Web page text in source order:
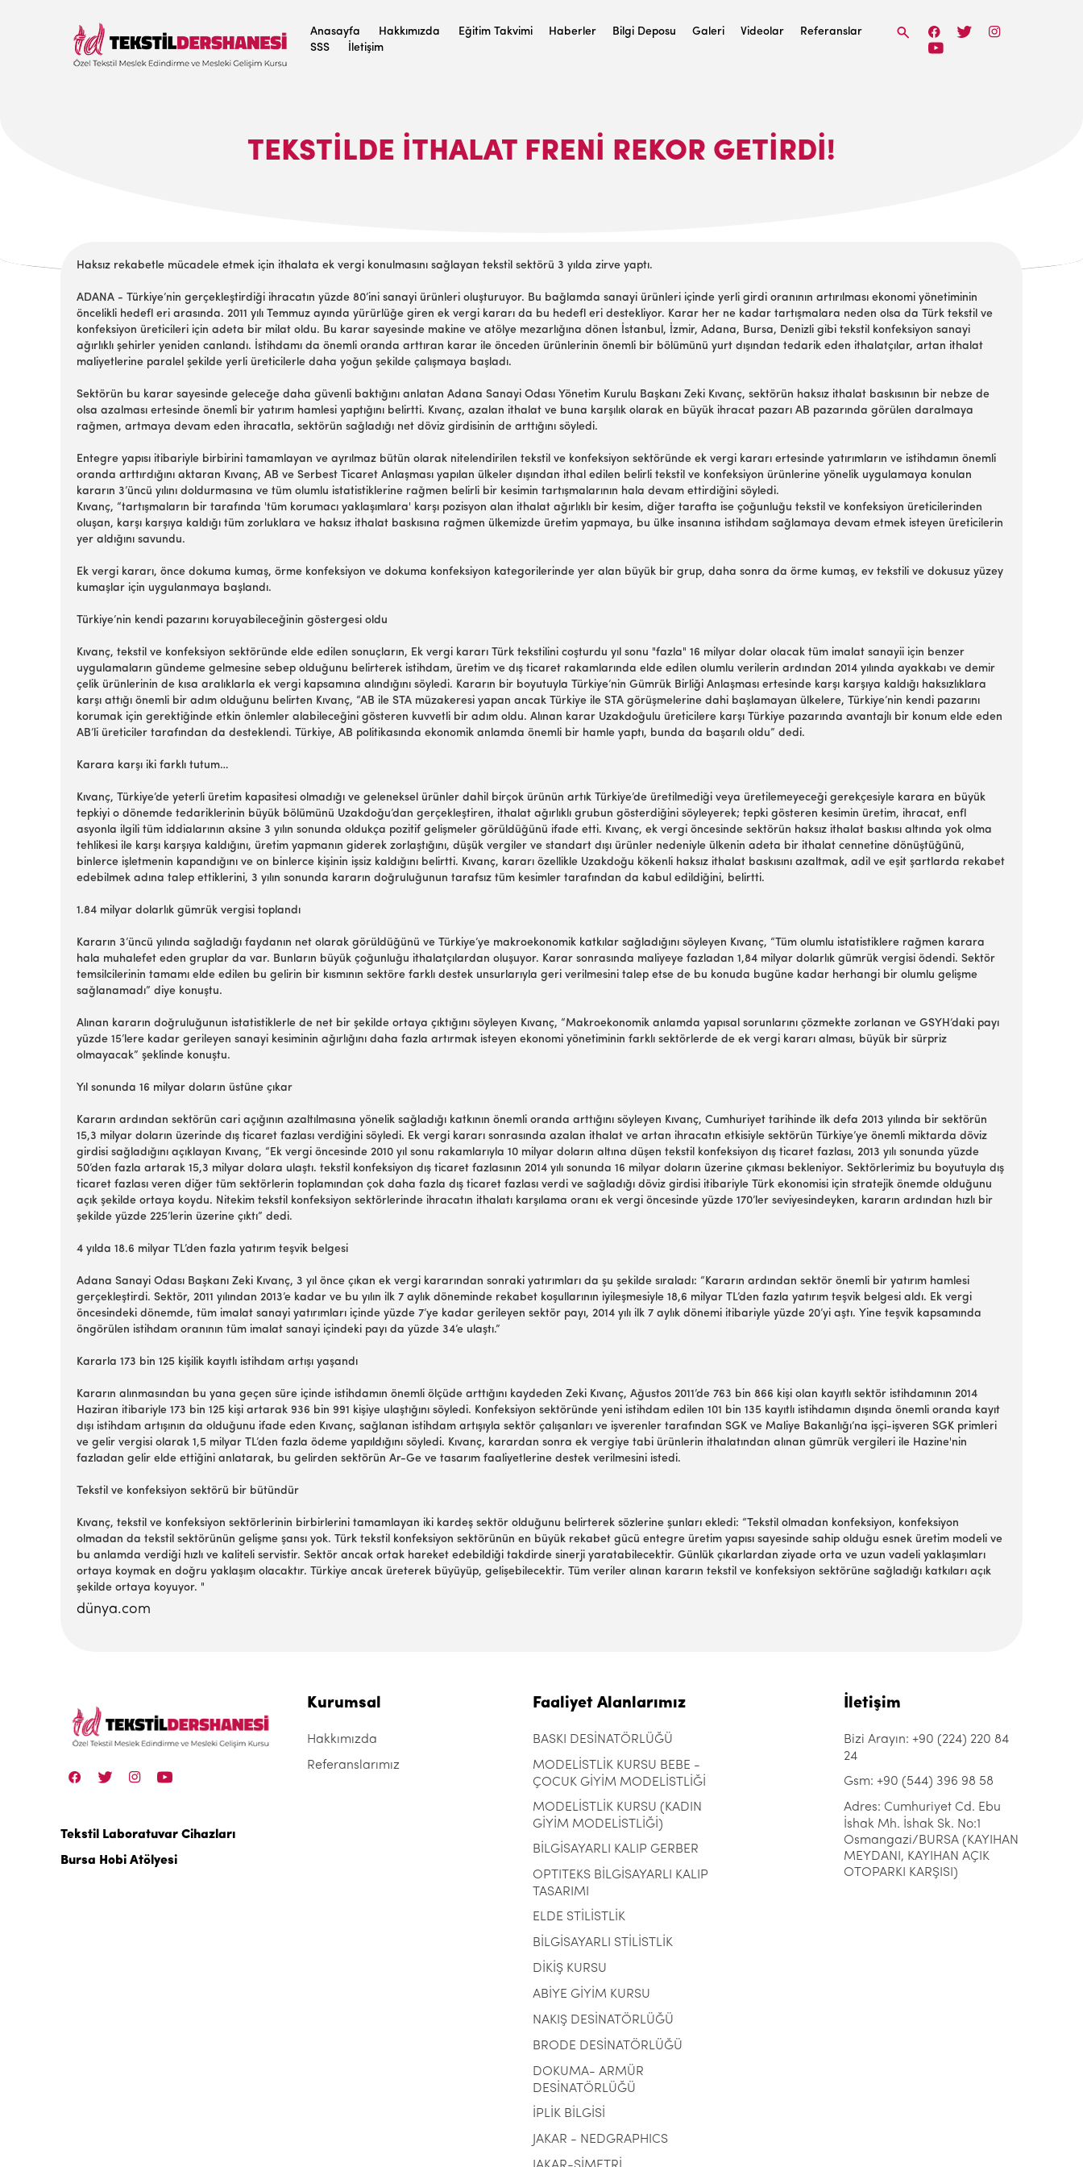
Anasayfa Hakkımızda Eğitim Takvimi Haberler Bilgi Deposu Galeri Videolar
Referanslar
SSS
İletişim
TEKSTILDE ITHALAT FRENI REKOR GETIRDI!
Haksız rekabetle mücadele etmek için ithalata ek vergi konulmasını sağlayan tekstil sektörü 3 yılda zirve yaptı.
ADANA - Türkiye’nin gerçekleştirdiği ihracatın yüzde 80’ini sanayi ürünleri oluşturuyor. Bu bağlamda sanayi ürünleri içinde yerli girdi oranının artırılması ekonomi yönetiminin
öncelikli hedefl eri arasında. 2011 yılı Temmuz ayında yürürlüğe giren ek vergi kararı da bu hedefl eri destekliyor. Karar her ne kadar tartışmalara neden olsa da Türk tekstil ve
konfeksiyon üreticileri için adeta bir milat oldu. Bu karar sayesinde makine ve atölye mezarlığına dönen İstanbul, İzmir, Adana, Bursa, Denizli gibi tekstil konfeksiyon sanayi
ağırlıklı şehirler yeniden canlandı. İstihdamı da önemli oranda arttıran karar ile önceden ürünlerinin önemli bir bölümünü yurt dışından tedarik eden ithalatçılar, artan ithalat
maliyetlerine paralel şekilde yerli üreticilerle daha yoğun şekilde çalışmaya başladı.
Sektörün bu karar sayesinde geleceğe daha güvenli baktığını anlatan Adana Sanayi Odası Yönetim Kurulu Başkanı Zeki Kıvanç, sektörün haksız ithalat baskısının bir nebze de
olsa azalması ertesinde önemli bir yatırım hamlesi yaptığını belirtti. Kıvanç, azalan ithalat ve buna karşılık olarak en büyük ihracat pazarı AB pazarında görülen daralmaya
rağmen, artmaya devam eden ihracatla, sektörün sağladığı net döviz girdisinin de arttığını söyledi.
Entegre yapısı itibariyle birbirini tamamlayan ve ayrılmaz bütün olarak nitelendirilen tekstil ve konfeksiyon sektöründe ek vergi kararı ertesinde yatırımların ve istihdamın önemli
oranda arttırdığını aktaran Kıvanç, AB ve Serbest Ticaret Anlaşması yapılan ülkeler dışından ithal edilen belirli tekstil ve konfeksiyon ürünlerine yönelik uygulamaya konulan
kararın 3’üncü yılını doldurmasına ve tüm olumlu istatistiklerine rağmen belirli bir kesimin tartışmalarının hala devam ettirdiğini söyledi.
Kıvanç, “tartışmaların bir tarafında 'tüm korumacı yaklaşımlara' karşı pozisyon alan ithalat ağırlıklı bir kesim, diğer tarafta ise çoğunluğu tekstil ve konfeksiyon üreticilerinden
oluşan, karşı karşıya kaldığı tüm zorluklara ve haksız ithalat baskısına rağmen ülkemizde üretim yapmaya, bu ülke insanına istihdam sağlamaya devam etmek isteyen üreticilerin
yer aldığını savundu.
Ek vergi kararı, önce dokuma kumaş, örme konfeksiyon ve dokuma konfeksiyon kategorilerinde yer alan büyük bir grup, daha sonra da örme kumaş, ev tekstili ve dokusuz yüzey
kumaşlar için uygulanmaya başlandı.
Türkiye’nin kendi pazarını koruyabileceğinin göstergesi oldu
Kıvanç, tekstil ve konfeksiyon sektöründe elde edilen sonuçların, Ek vergi kararı Türk tekstilini coşturdu yıl sonu "fazla" 16 milyar dolar olacak tüm imalat sanayii için benzer
uygulamaların gündeme gelmesine sebep olduğunu belirterek istihdam, üretim ve dış ticaret rakamlarında elde edilen olumlu verilerin ardından 2014 yılında ayakkabı ve demir
çelik ürünlerinin de kısa aralıklarla ek vergi kapsamına alındığını söyledi. Kararın bir boyutuyla Türkiye’nin Gümrük Birliği Anlaşması ertesinde karşı karşıya kaldığı haksızlıklara
karşı attığı önemli bir adım olduğunu belirten Kıvanç, “AB ile STA müzakeresi yapan ancak Türkiye ile STA görüşmelerine dahi başlamayan ülkelere, Türkiye’nin kendi pazarını
korumak için gerektiğinde etkin önlemler alabileceğini gösteren kuvvetli bir adım oldu. Alınan karar Uzakdoğulu üreticilere karşı Türkiye pazarında avantajlı bir konum elde eden
AB’li üreticiler tarafından da desteklendi. Türkiye, AB politikasında ekonomik anlamda önemli bir hamle yaptı, bunda da başarılı oldu” dedi.
Karara karşı iki farklı tutum…
Kıvanç, Türkiye’de yeterli üretim kapasitesi olmadığı ve geleneksel ürünler dahil birçok ürünün artık Türkiye’de üretilmediği veya üretilemeyeceği gerekçesiyle karara en büyük
tepkiyi o dönemde tedariklerinin büyük bölümünü Uzakdoğu’dan gerçekleştiren, ithalat ağırlıklı grubun gösterdiğini söyleyerek; tepki gösteren kesimin üretim, ihracat, enfl
asyonla ilgili tüm iddialarının aksine 3 yılın sonunda oldukça pozitif gelişmeler görüldüğünü ifade etti. Kıvanç, ek vergi öncesinde sektörün haksız ithalat baskısı altında yok olma
tehlikesi ile karşı karşıya kaldığını, üretim yapmanın giderek zorlaştığını, düşük vergiler ve standart dışı ürünler nedeniyle ülkenin adeta bir ithalat cennetine dönüştüğünü,
binlerce işletmenin kapandığını ve on binlerce kişinin işsiz kaldığını belirtti. Kıvanç, kararı özellikle Uzakdoğu kökenli haksız ithalat baskısını azaltmak, adil ve eşit şartlarda rekabet
edebilmek adına talep ettiklerini, 3 yılın sonunda kararın doğruluğunun tarafsız tüm kesimler tarafından da kabul edildiğini, belirtti.
1.84 milyar dolarlık gümrük vergisi toplandı
Kararın 3’üncü yılında sağladığı faydanın net olarak görüldüğünü ve Türkiye’ye makroekonomik katkılar sağladığını söyleyen Kıvanç, “Tüm olumlu istatistiklere rağmen karara
hala muhalefet eden gruplar da var. Bunların büyük çoğunluğu ithalatçılardan oluşuyor. Karar sonrasında maliyeye fazladan 1,84 milyar dolarlık gümrük vergisi ödendi. Sektör
temsilcilerinin tamamı elde edilen bu gelirin bir kısmının sektöre farklı destek unsurlarıyla geri verilmesini talep etse de bu konuda bugüne kadar herhangi bir olumlu gelişme
sağlanamadı” diye konuştu.
Alınan kararın doğruluğunun istatistiklerle de net bir şekilde ortaya çıktığını söyleyen Kıvanç, “Makroekonomik anlamda yapısal sorunlarını çözmekte zorlanan ve GSYH’daki payı
yüzde 15’lere kadar gerileyen sanayi kesiminin ağırlığını daha fazla artırmak isteyen ekonomi yönetiminin farklı sektörlerde de ek vergi kararı alması, büyük bir sürpriz
olmayacak” şeklinde konuştu.
Yıl sonunda 16 milyar doların üstüne çıkar
Kararın ardından sektörün cari açığının azaltılmasına yönelik sağladığı katkının önemli oranda arttığını söyleyen Kıvanç, Cumhuriyet tarihinde ilk defa 2013 yılında bir sektörün
15,3 milyar doların üzerinde dış ticaret fazlası verdiğini söyledi. Ek vergi kararı sonrasında azalan ithalat ve artan ihracatın etkisiyle sektörün Türkiye’ye önemli miktarda döviz
girdisi sağladığını açıklayan Kıvanç, “Ek vergi öncesinde 2010 yıl sonu rakamlarıyla 10 milyar doların altına düşen tekstil konfeksiyon dış ticaret fazlası, 2013 yılı sonunda yüzde
50’den fazla artarak 15,3 milyar dolara ulaştı. tekstil konfeksiyon dış ticaret fazlasının 2014 yılı sonunda 16 milyar doların üzerine çıkması bekleniyor. Sektörlerimiz bu boyutuyla dış
ticaret fazlası veren diğer tüm sektörlerin toplamından çok daha fazla dış ticaret fazlası verdi ve sağladığı döviz girdisi itibariyle Türk ekonomisi için stratejik önemde olduğunu
açık şekilde ortaya koydu. Nitekim tekstil konfeksiyon sektörlerinde ihracatın ithalatı karşılama oranı ek vergi öncesinde yüzde 170’ler seviyesindeyken, kararın ardından hızlı bir
şekilde yüzde 225’lerin üzerine çıktı” dedi.
4 yılda 18.6 milyar TL’den fazla yatırım teşvik belgesi
Adana Sanayi Odası Başkanı Zeki Kıvanç, 3 yıl önce çıkan ek vergi kararından sonraki yatırımları da şu şekilde sıraladı: “Kararın ardından sektör önemli bir yatırım hamlesi
gerçekleştirdi. Sektör, 2011 yılından 2013’e kadar ve bu yılın ilk 7 aylık döneminde rekabet koşullarının iyileşmesiyle 18,6 milyar TL’den fazla yatırım teşvik belgesi aldı. Ek vergi
öncesindeki dönemde, tüm imalat sanayi yatırımları içinde yüzde 7’ye kadar gerileyen sektör payı, 2014 yılı ilk 7 aylık dönemi itibariyle yüzde 20’yi aştı. Yine teşvik kapsamında
öngörülen istihdam oranının tüm imalat sanayi içindeki payı da yüzde 34’e ulaştı.”
Kararla 173 bin 125 kişilik kayıtlı istihdam artışı yaşandı
Kararın alınmasından bu yana geçen süre içinde istihdamın önemli ölçüde arttığını kaydeden Zeki Kıvanç, Ağustos 2011’de 763 bin 866 kişi olan kayıtlı sektör istihdamının 2014
Haziran itibariyle 173 bin 125 kişi artarak 936 bin 991 kişiye ulaştığını söyledi. Konfeksiyon sektöründe yeni istihdam edilen 101 bin 135 kayıtlı istihdamın dışında önemli oranda kayıt
dışı istihdam artışının da olduğunu ifade eden Kıvanç, sağlanan istihdam artışıyla sektör çalışanları ve işverenler tarafından SGK ve Maliye Bakanlığı’na işçi-işveren SGK primleri
ve gelir vergisi olarak 1,5 milyar TL’den fazla ödeme yapıldığını söyledi. Kıvanç, karardan sonra ek vergiye tabi ürünlerin ithalatından alınan gümrük vergileri ile Hazine'nin
fazladan gelir elde ettiğini anlatarak, bu gelirden sektörün Ar-Ge ve tasarım faaliyetlerine destek verilmesini istedi.
Tekstil ve konfeksiyon sektörü bir bütündür
Kıvanç, tekstil ve konfeksiyon sektörlerinin birbirlerini tamamlayan iki kardeş sektör olduğunu belirterek sözlerine şunları ekledi: “Tekstil olmadan konfeksiyon, konfeksiyon
olmadan da tekstil sektörünün gelişme şansı yok. Türk tekstil konfeksiyon sektörünün en büyük rekabet gücü entegre üretim yapısı sayesinde sahip olduğu esnek üretim modeli ve
bu anlamda verdiği hızlı ve kaliteli servistir. Sektör ancak ortak hareket edebildiği takdirde sinerji yaratabilecektir. Günlük çıkarlardan ziyade orta ve uzun vadeli yaklaşımları
ortaya koymak en doğru yaklaşım olacaktır. Türkiye ancak üreterek büyüyüp, gelişebilecektir. Tüm veriler alınan kararın tekstil ve konfeksiyon sektörüne sağladığı katkıları açık
şekilde ortaya koyuyor. "
dünya.com
Tekstil Laboratuvar Cihazları
Bursa Hobi Atölyesi
Kurumsal
Hakkımızda
Referanslarımız
Faaliyet Alanlarımız
BASKI DESİNATÖRLÜĞÜ
MODELİSTLİK KURSU BEBE -
ÇOCUK GİYİM MODELİSTLİĞİ
MODELİSTLİK KURSU (KADIN
GİYİM MODELİSTLİĞİ)
BİLGİSAYARLI KALIP GERBER
OPTITEKS BİLGİSAYARLI KALIP
TASARIMI
ELDE STİLİSTLİK
BİLGİSAYARLI STİLİSTLİK
DİKİŞ KURSU
ABİYE GİYİM KURSU
NAKIŞ DESİNATÖRLÜĞÜ
BRODE DESİNATÖRLÜĞÜ
DOKUMA- ARMÜR
DESİNATÖRLÜĞÜ
İPLİK BİLGİSİ
JAKAR - NEDGRAPHICS
İletişim
Bizi Arayın: +90 (224) 220 84
24
Gsm: +90 (544) 396 98 58
Adres: Cumhuriyet Cd. Ebu
İshak Mh. İshak Sk. No:1
Osmangazi/BURSA (KAYIHAN
MEYDANI, KAYIHAN AÇIK
OTOPARKI KARŞISI)